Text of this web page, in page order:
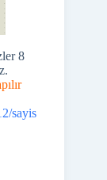
8
sayis